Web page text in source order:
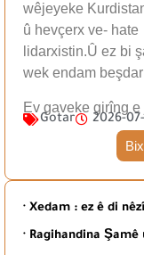
wêjeyeke
û hevçerx ve- hate
lidarxistin.Û ez bi
wek endam
Ev gaveke girîng
Gotar 2026-
· Xedam : ez ê di
· Ragihandina